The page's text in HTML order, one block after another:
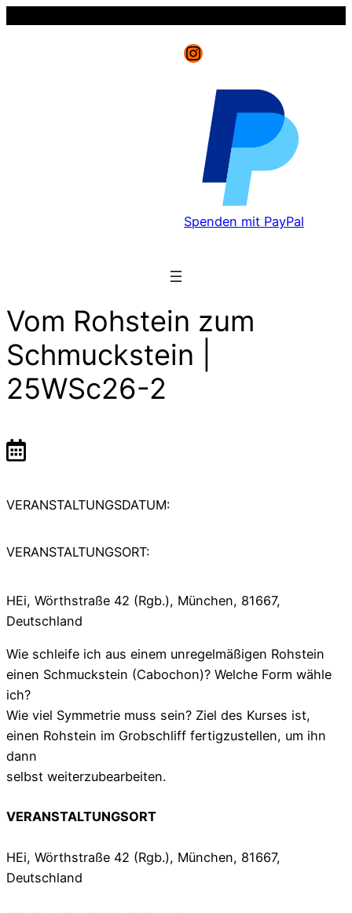
Instagram
Spenden mit PayPal
Vom Rohstein zum
Schmuckstein |
25WSc26-2
VERANSTALTUNGSDATUM:
VERANSTALTUNGSORT:
HEi, Wörthstraße 42 (Rgb.), München, 81667,
Deutschland
Wie schleife ich aus einem unregelmäßigen Rohstein
einen Schmuckstein (Cabochon)? Welche Form wähle
ich?
Wie viel Symmetrie muss sein? Ziel des Kurses ist,
einen Rohstein im Grobschliff fertigzustellen, um ihn
dann
selbst weiterzubearbeiten.
VERANSTALTUNGSORT
HEi, Wörthstraße 42 (Rgb.), München, 81667,
Deutschland